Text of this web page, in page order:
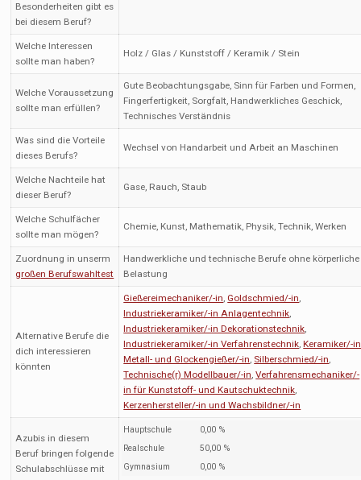
Besonderheiten gibt es
bei diesem Beruf?
Welche Interessen
sollte man haben?
Holz / Glas / Kunststoff / Keramik / Stein
Welche Voraussetzung
sollte man erfüllen?
Gute Beobachtungsgabe, Sinn für Farben und Formen,
Fingerfertigkeit, Sorgfalt, Handwerkliches Geschick,
Technisches Verständnis
Was sind die Vorteile
dieses Berufs?
Wechsel von Handarbeit und Arbeit an Maschinen
Welche Nachteile hat
dieser Beruf?
Gase, Rauch, Staub
Welche Schulfächer
sollte man mögen?
Chemie, Kunst, Mathematik, Physik, Technik, Werken
Zuordnung in unserm
großen Berufswahltest
Handwerkliche und technische Berufe ohne körperliche
Belastung
Alternative Berufe die
dich interessieren
könnten
Gießereimechaniker/-in, Goldschmied/-in,
Industriekeramiker/-in Anlagentechnik,
Industriekeramiker/-in Dekorationstechnik,
Industriekeramiker/-in Verfahrenstechnik,Keramiker/-in
Metall- und Glockengießer/-in, Silberschmied/-in,
Technische(r) Modellbauer/-in,Verfahrensmechaniker/-
in für Kunststoff- und Kautschuktechnik,
Kerzenhersteller/-in und Wachsbildner/-in
Azubis in diesem
Beruf bringen folgende
Schulabschlüsse mit
Hauptschule
0,00 %
Realschule
50,00 %
Gymnasium
0,00 %